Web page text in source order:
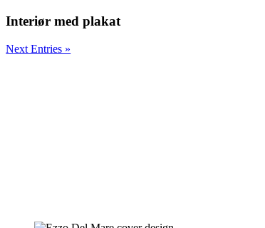
Interiør med plakat
Next Entries »